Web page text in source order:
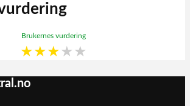
Brukernes vurdering
★★★★★